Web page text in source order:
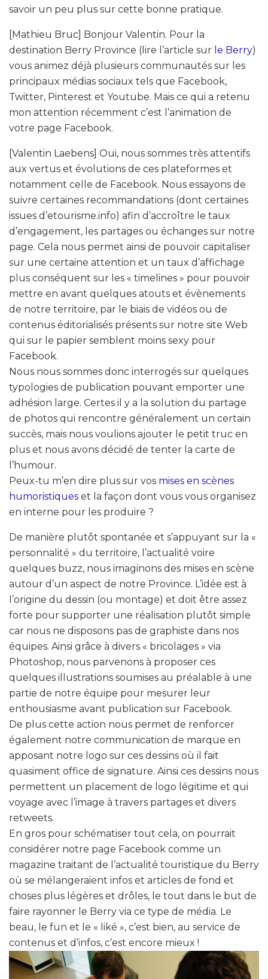
savoir un peu plus sur cette bonne pratique.
[Mathieu Bruc] Bonjour Valentin. Pour la
destination Berry Province (lire l’article sur le Berry)
vous animez déjà plusieurs communautés sur les
principaux médias sociaux tels que Facebook,
Twitter, Pinterest et Youtube. Mais ce qui a retenu
mon attention récemment c’est l’animation de
votre page Facebook.
[Valentin Laebens] Oui, nous sommes très attentifs
aux vertus et évolutions de ces plateformes et
notamment celle de Facebook. Nous essayons de
suivre certaines recommandations (dont certaines
issues d’etourisme.info) afin d’accroître le taux
d’engagement, les partages ou échanges sur notre
page. Cela nous permet ainsi de pouvoir capitaliser
sur une certaine attention et un taux d’affichage
plus conséquent sur les « timelines » pour pouvoir
mettre en avant quelques atouts et évènements
de notre territoire, par le biais de vidéos ou de
contenus éditorialisés présents sur notre site Web
qui sur le papier semblent moins sexy pour
Facebook.
Nous nous sommes donc interrogés sur quelques
typologies de publication pouvant emporter une
adhésion large. Certes il y a la solution du partage
de photos qui rencontre généralement un certain
succès, mais nous voulions ajouter le petit truc en
plus et nous avons décidé de tenter la carte de
l’humour.
Peux-tu m’en dire plus sur vos mises en scènes
humoristiques et la façon dont vous vous organisez
en interne pour les produire ?
De manière plutôt spontanée et s’appuyant sur la «
personnalité » du territoire, l’actualité voire
quelques buzz, nous imaginons des mises en scène
autour d’un aspect de notre Province. L’idée est à
l’origine du dessin (ou montage) et doit être assez
forte pour supporter une réalisation plutôt simple
car nous ne disposons pas de graphiste dans nos
équipes. Ainsi grâce à divers « bricolages » via
Photoshop, nous parvenons à proposer ces
quelques illustrations soumises au préalable à une
partie de notre équipe pour mesurer leur
enthousiasme avant publication sur Facebook.
De plus cette action nous permet de renforcer
également notre communication de marque en
apposant notre logo sur ces dessins où il fait
quasiment office de signature. Ainsi ces dessins nous
permettent un placement de logo légitime et qui
voyage avec l’image à travers partages et divers
retweets.
En gros pour schématiser tout cela, on pourrait
considérer notre page Facebook comme un
magazine traitant de l’actualité touristique du Berry
où se mélangeraient infos et articles de fond et
choses plus légères et drôles, le tout dans le but de
faire rayonner le Berry via ce type de média. Le
beau, le fun et le « liké », c’est bien, au service de
contenus et d’infos, c’est encore mieux !